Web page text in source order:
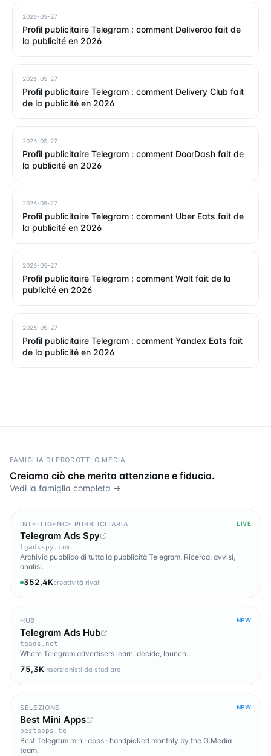
2026-05-27
Profil publicitaire Telegram : comment Deliveroo fait de
la publicité en 2026
2026-05-27
Profil publicitaire Telegram : comment Delivery Club fait
de la publicité en 2026
2026-05-27
Profil publicitaire Telegram : comment DoorDash fait de
la publicité en 2026
2026-05-27
Profil publicitaire Telegram : comment Uber Eats fait de
la publicité en 2026
2026-05-27
Profil publicitaire Telegram : comment Wolt fait de la
publicité en 2026
2026-05-27
Profil publicitaire Telegram : comment Yandex Eats fait
de la publicité en 2026
FAMIGLIA DI PRODOTTI G.MEDIA
Creiamo ciò che merita attenzione e fiducia.
Vedi la famiglia completa →
INTELLIGENCE PUBBLICITARIA LIVE
Telegram Ads Spy
tgadsspy.com
Archivio pubblico di tutta la pubblicità Telegram. Ricerca, avvisi,
analisi.
352,4Kcreatività rivali
HUB NEW
Telegram Ads Hub
tgads.net
Where Telegram advertisers learn, decide, launch.
75,3Kinserzionisti da studiare
SELEZIONE NEW
Best Mini Apps
bestapps.tg
Best Telegram mini-apps · handpicked monthly by the G.Media
team.